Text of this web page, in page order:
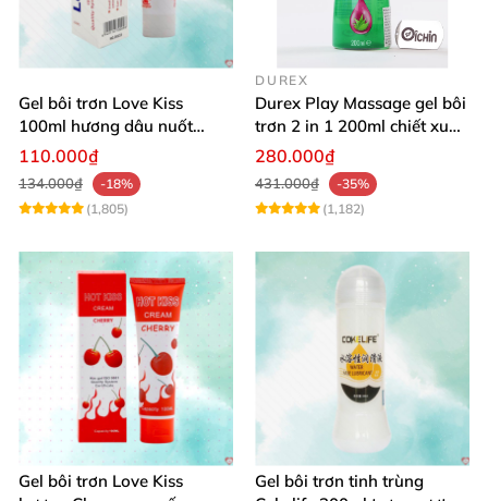
Gel bôi trơn Love Kiss
100ml hương dâu nuốt
được an toàn
110.000₫
134.000₫
-18%
(1,805)
DUREX
Durex Play Massage gel bôi
trơn 2 in 1 200ml chiết xuất
lô hội
280.000₫
431.000₫
-35%
(1,182)
Gel bôi trơn Love Kiss
Gel bôi trơn tinh trùng